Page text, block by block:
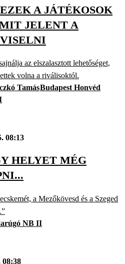
A JÁTÉKOSOK
JELENT A
az elszalasztott lehetőséget,
volna a riválisoktól.
TamásBudapest Honvéd
08:13
HELYET MÉG
a Mezőkövesd és a Szeged
NB II
08:38